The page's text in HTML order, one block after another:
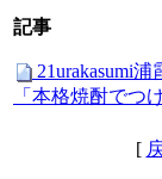
記事
21urakasumi
「本格焼酎でつ
[